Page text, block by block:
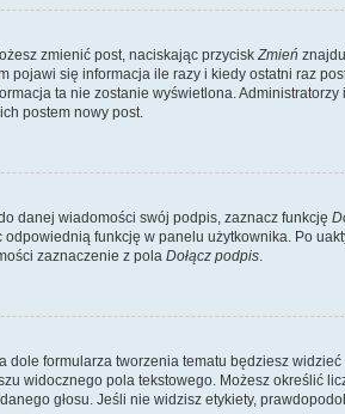
zmienić post, naciskając przycisk Zmień
się informacja ile razy i kiedy ostatni raz
ta nie zostanie wyświetlona.
postem nowy post.
danej wiadomości swój podpis, zaznacz funkcję
funkcję w panelu użytkownika. Po
zaznaczenie z pola Dołącz podpis
formularza tworzenia tematu będziesz
widocznego pola tekstowego. Możesz określić
głosu. Jeśli nie widzisz etykiety,